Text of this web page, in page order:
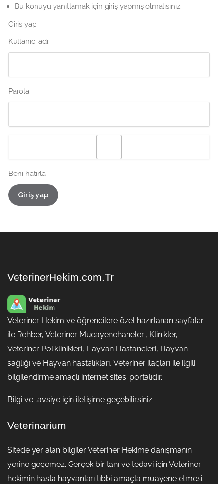
Bu konuyu yanıtlamak için giriş yapmış olmalısınız.
Giriş yap
Kullanıcı adı:
Parola:
Beni hatırla
Giriş yap
VeterinerHekim.com.Tr
Veteriner Hekim ve öğrencilere özel hazırlanan sayfalar
ile Rehber, Veteriner Mueayenehaneleri, Klinikler,
Veteriner Poliklinikleri, Hayvan Hastaneleri, Hayvan
sağlığı ve Hayvan hastalıkları, Veteriner ilaçları ile ilgili
bilgilendirme amaçlı internet sitesi portalıdır.
Bilgi ve tavsiye için iletişime geçebilirsiniz.
Veterinarium
Sitede yer alan bilgiler Veteriner Hekime danışmanın
yerine geçemez. Gerçek bir tanı ve tedavi için Veteriner
hekimin hasta hayvanları tıbbi amaçla muayene etmesi